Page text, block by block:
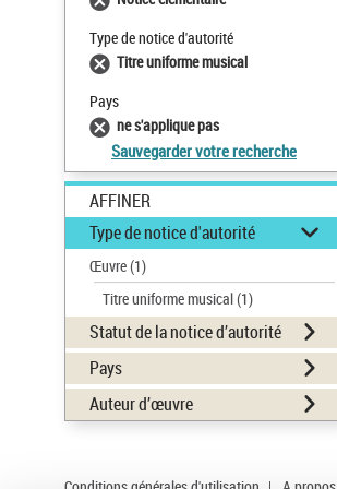
Type de notice d'autorité
Titre uniforme musical
Pays
ne s'applique pas
Sauvegarder votre recherche
AFFINER
Type de notice d'autorité
Œuvre(1)
Titre uniforme musical(1)
Statut de la notice d’autorité
Pays
Auteur d’œuvre